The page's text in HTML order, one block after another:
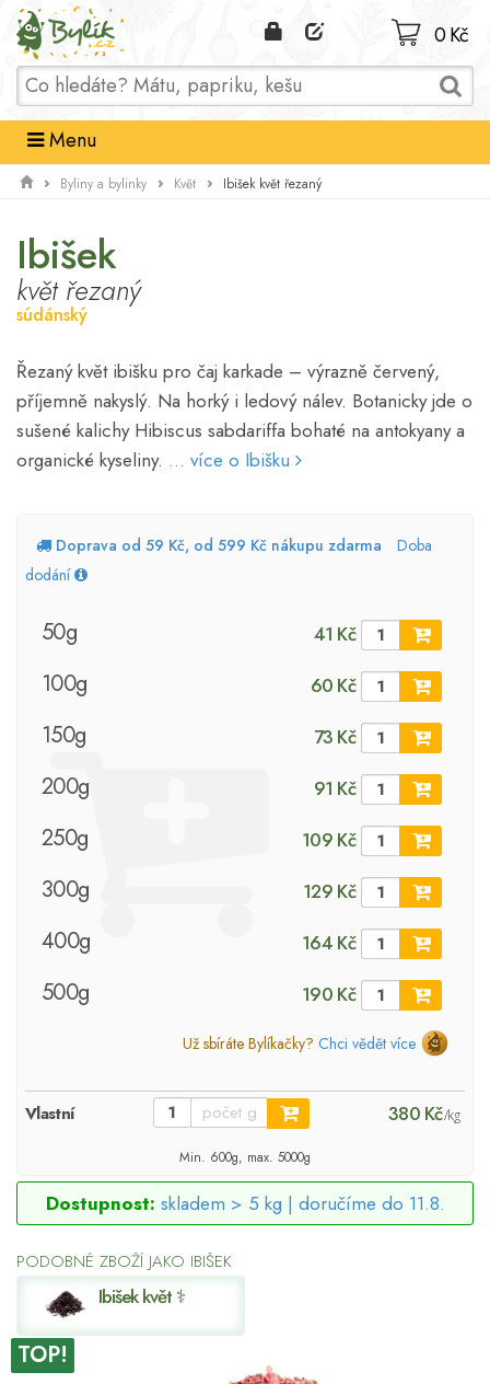
Domů
0 Kč
Menu
Byliny a bylinky Květ Ibišek květ řezaný
Ibišek
květ řezaný
súdánský
Řezaný květ ibišku pro čaj karkade – výrazně červený,
příjemně nakyslý. Na horký i ledový nálev. Botanicky jde o
sušené kalichy Hibiscus sabdariffa bohaté na antokyany a
organické kyseliny. ... více o Ibišku
Doprava od 59 Kč, od 599 Kč nákupu zdarma
Doba
dodání
50g 41 Kč
100g 60 Kč
150g 73 Kč
200g 91 Kč
250g 109 Kč
300g 129 Kč
400g 164 Kč
500g 190 Kč
Už sbíráte Bylíkačky? Chci vědět více
Vlastní 380 Kč/kg
Min. 600g, max. 5000g
Dostupnost: skladem > 5 kg | doručíme do 11.8.
PODOBNÉ ZBOŽÍ JAKO IBIŠEK
Ibišek květ ⚕
TOP!